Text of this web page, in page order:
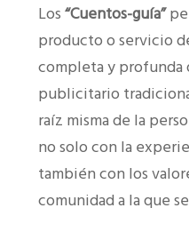
Los“Cuentos-guía”
producto o servicio
completa y profunda
publicitario
raíz misma de la
no solo con la
también con los
comunidad a la que